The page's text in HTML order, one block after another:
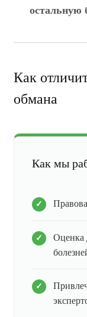
остальную
Как
обмана
Как мы
Оценка